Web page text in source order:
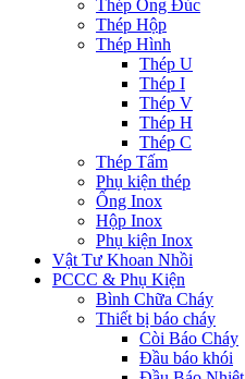
Thép Ống Đúc
Thép Hộp
Thép Hình
Thép U
Thép I
Thép V
Thép H
Thép C
Thép Tấm
Phụ kiện thép
Ống Inox
Hộp Inox
Phụ kiện Inox
Vật Tư Khoan Nhồi
PCCC & Phụ Kiện
Bình Chữa Cháy
Thiết bị báo cháy
Còi Báo Cháy
Đầu báo khói